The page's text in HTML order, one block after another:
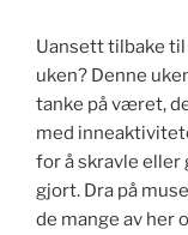
Uansett tilbake til
uken? Denne
tanke på været,
med
for å skravle eller
gjort. Dra på
de mange av her